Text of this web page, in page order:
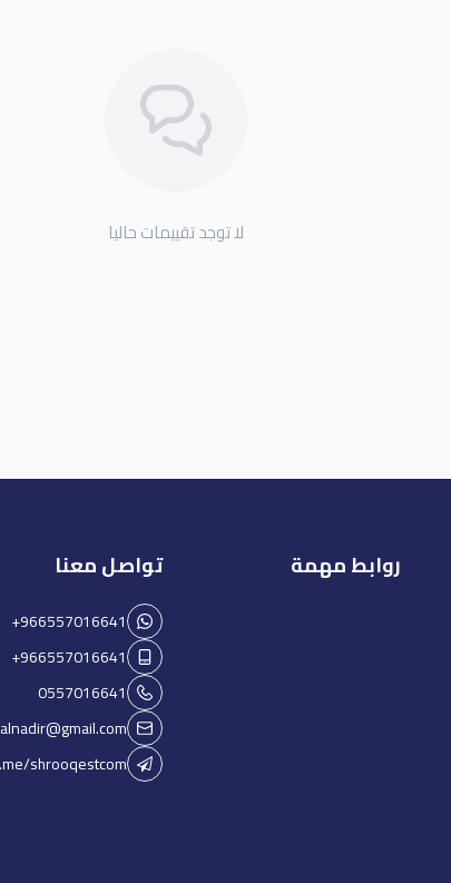
لا توجد تقييمات حاليا
روابط مهمة تواصل معنا
+966557016641
+966557016641
0557016641
shrooqestcom